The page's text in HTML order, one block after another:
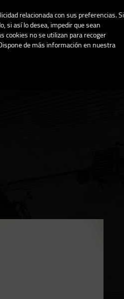
relacionada con sus preferencias. Si
si así lo desea, impedir que sean
cookies no se utilizan para recoger
de más información en nuestra
Str.
Spain.
Mon - Fri 7.00 - 15.00